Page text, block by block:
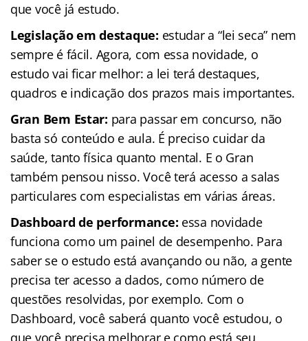
que você já estudo.
Legislação em destaque: estudar a “lei seca” nem
sempre é fácil. Agora, com essa novidade, o
estudo vai ficar melhor: a lei terá destaques,
quadros e indicação dos prazos mais importantes.
Gran Bem Estar: para passar em concurso, não
basta só conteúdo e aula. É preciso cuidar da
saúde, tanto física quanto mental. E o Gran
também pensou nisso. Você terá acesso a salas
particulares com especialistas em várias áreas.
Dashboard de performance: essa novidade
funciona como um painel de desempenho. Para
saber se o estudo está avançando ou não, a gente
precisa ter acesso a dados, como número de
questões resolvidas, por exemplo. Com o
Dashboard, você saberá quanto você estudou, o